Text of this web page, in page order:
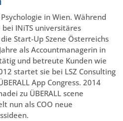
in Wien. Während
INiTS universitäres
Start-Up Szene Österreichs
als Accountmanagerin in
und betreute Kunden wie
startet sie bei LSZ Consulting
App Congress. 2014
zu ÜBERALL scene
nun als COO neue